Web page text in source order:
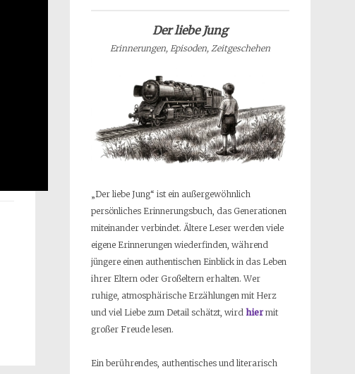
Der liebe Jung
Erinnerungen, Episoden, Zeitgeschehen
„Der liebe Jung“ ist ein außergewöhnlich
persönliches Erinnerungsbuch, das Generationen
miteinander verbindet. Ältere Leser werden viele
eigene Erinnerungen wiederfinden, während
jüngere einen authentischen Einblick in das Leben
ihrer Eltern oder Großeltern erhalten. Wer
ruhige, atmosphärische Erzählungen mit Herz
und viel Liebe zum Detail schätzt, wird hiermit
großer Freude lesen.
Ein berührendes, authentisches und literarisch